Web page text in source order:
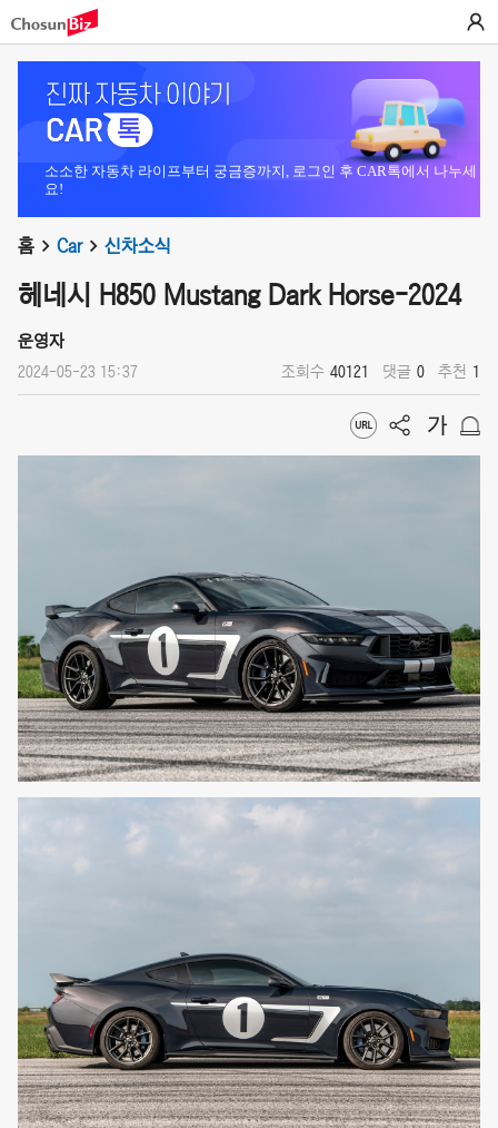
소소한 자동차 라이프부터 궁금증까지, 로그인 후 CAR톡에서 나누세
요!
홈 Car 신차소식
헤네시 H850 Mustang Dark Horse-2024
운영자
2024-05-23 15:37 조회수 40121 댓글 0 추천 1